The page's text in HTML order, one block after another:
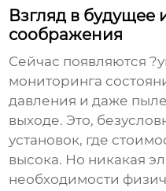
Взгляд в будущее
соображения
Сейчас появляются
мониторинга
давления и даже
выходе. Это,
установок, где
высока. Но никакая
необходимости